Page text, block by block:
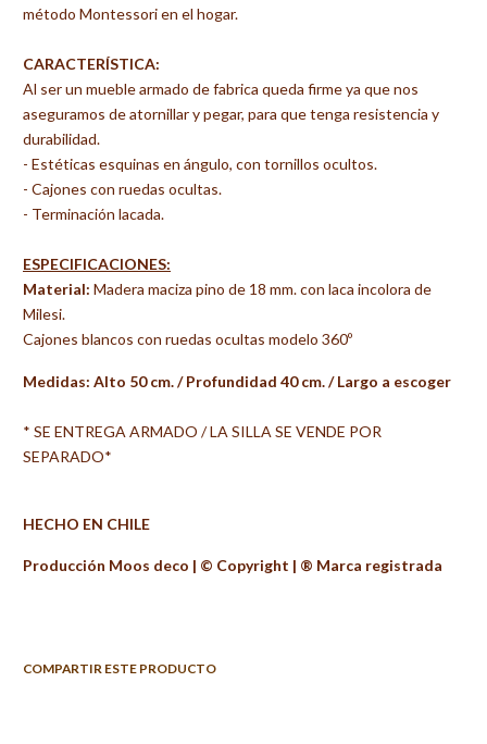
método Montessori en el hogar.
CARACTERÍSTICA:
Al ser un mueble armado de fabrica queda firme ya que nos
aseguramos de atornillar y pegar, para que tenga resistencia y
durabilidad.
- Estéticas esquinas en ángulo, con tornillos ocultos.
- Cajones con ruedas ocultas.
- Terminación lacada.
ESPECIFICACIONES:
Material: Madera maciza pino de 18 mm. con laca incolora de
Milesi.
Cajones blancos con ruedas ocultas modelo 360º
Medidas: Alto 50 cm. / Profundidad 40 cm. / Largo a escoger
* SE ENTREGA ARMADO / LA SILLA SE VENDE POR
SEPARADO*
HECHO EN CHILE
Producción Moos deco | ©️ Copyright | ®️ Marca registrada
COMPARTIR ESTE PRODUCTO